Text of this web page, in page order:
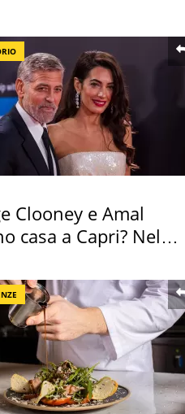
Clooney e Amal
casa a Capri? Nel